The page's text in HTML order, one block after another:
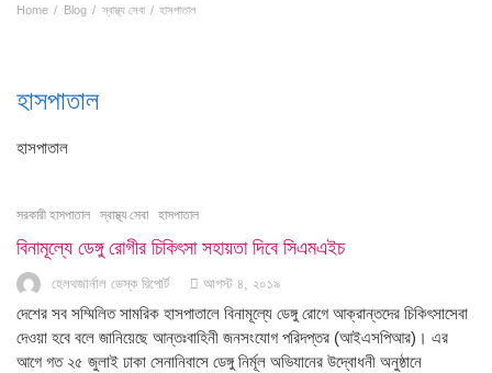
Home Blog স্বাস্থ্য সেবা হাসপাতাল
হাসপাতাল
হাসপাতাল
সরকারী হাসপাতাল স্বাস্থ্য সেবা হাসপাতাল
বিনামূল্যে ডেঙ্গু রোগীর চিকিৎসা সহায়তা দিবে সিএমএইচ
হেলথজার্নাল ডেস্ক রিপোর্ট আগস্ট ৪, ২০১৯
দেশের সব সম্মিলিত সামরিক হাসপাতালে বিনামূল্যে ডেঙ্গু রোগে আক্রান্তদের চিকিৎসাসেবা
দেওয়া হবে বলে জানিয়েছে আন্তঃবাহিনী জনসংযোগ পরিদপ্তর (আইএসপিআর)। এর
আগে গত ২৫ জুলাই ঢাকা সেনানিবাসে ডেঙ্গু নির্মূল অভিযানের উদ্বোধনী অনুষ্ঠানে